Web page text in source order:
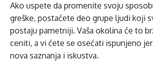
Ako uspete da promenite svoju
greške, postaćete deo grupe ljudi koji
postaju pametniji. Vaša okolina će to
ceniti, a vi ćete se osećati ispunjeno
nova saznanja i iskustva.